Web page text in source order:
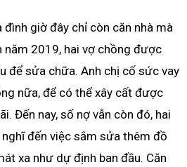
đình giờ đây chỉ còn căn nhà mà
năm 2019, hai vợ chồng được
để sửa chữa. Anh chị cố sức vay
nữa, để có thể xây cất được
Đến nay, số nợ vẫn còn đó, hai
đến việc sắm sửa thêm đồ
xa như dự định ban đầu. Căn